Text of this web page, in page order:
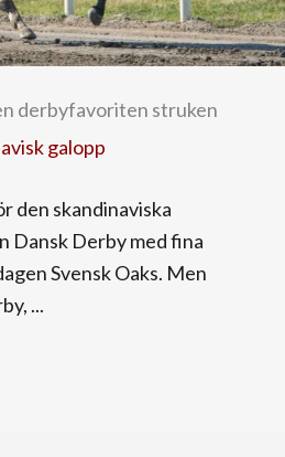
derbyfavoriten struken
galopp
den skandinaviska
Dansk Derby med fina
Svensk Oaks. Men
...